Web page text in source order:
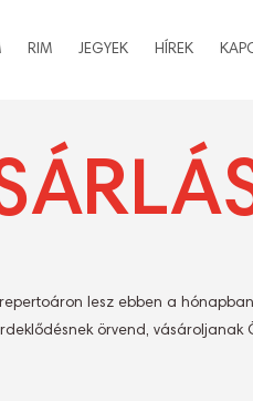
RIM JEGYEK HÍREK
lesz ebben a
örvend, vásároljanak